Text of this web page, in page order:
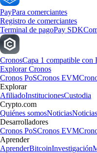
PayPara comerciantes
Registro de comerciantes
Terminal de pagoPay SDK
CronosCapa 1 compatible con
Explorar Cronos
Cronos PoSCronos EVM
Explorar
AfiliadoInstitucionesCustodia
Crypto.com
Quiénes somosNoticias
Desarrolladores
Cronos PoSCronos EVM
Aprender
AprenderBitcoinInvestigación